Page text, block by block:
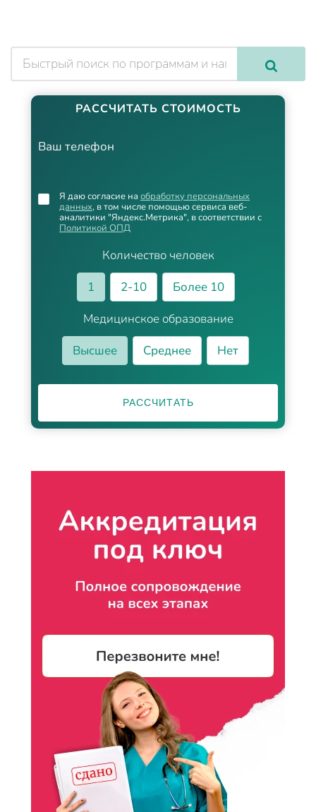
РАССЧИТАТЬ СТОИМОСТЬ
Ваш телефон
Количество человек
1
2-10
Более 10
Медицинское образование
Высшее
Среднее Нет
Я даю согласие на обработку персональных
данных, в том числе помощью сервиса веб-
аналитики "Яндекс.Метрика", в соответствии с
Политикой ОПД
РАССЧИТАТЬ